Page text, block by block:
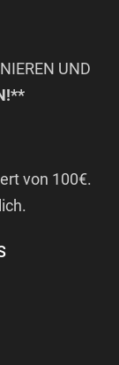
UND
von 100€.